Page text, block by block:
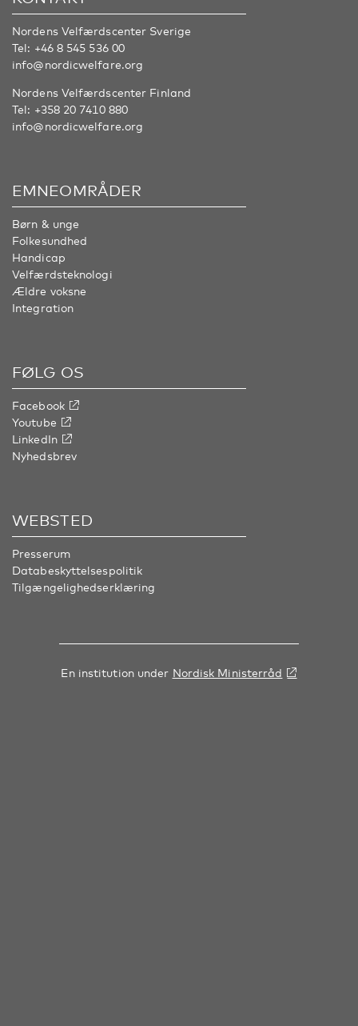
Nordens Velfærdscenter Sverige
Tel: +46 8 545 536 00
info@nordicwelfare.org
Nordens Velfærdscenter Finland
Tel: +358 20 7410 880
info@nordicwelfare.org
EMNEOMRÅDER
Børn & unge
Folkesundhed
Handicap
Velfærdsteknologi
Ældre voksne
Integration
FØLG OS
Facebook
Youtube
LinkedIn
Nyhedsbrev
WEBSTED
Presserum
Databeskyttelsespolitik
Tilgængelighedserklæring
En institution under Nordisk Ministerråd